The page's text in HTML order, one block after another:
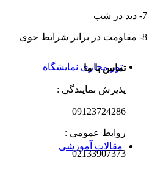
تور مجازی نمایشگاه
مقالات آموزشی
7- دید در شب
8- مقاومت در برابر شرایط جوی
تماس با ما
پذیرش نمایندگی :
09123724286
روابط عمومی :
02133907373